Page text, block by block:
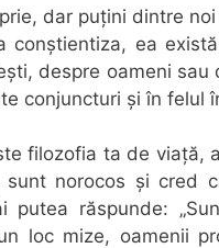
dar puțini dintre
conștientiza, ea
despre oameni
conjuncturi și în felul
filozofia ta de viață,
norocos și cred
putea răspunde:
loc mize, oamenii